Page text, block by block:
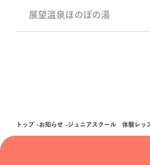
展望温泉ほのぼの湯
トップ お知らせ ジュニアスクール 体験レッ